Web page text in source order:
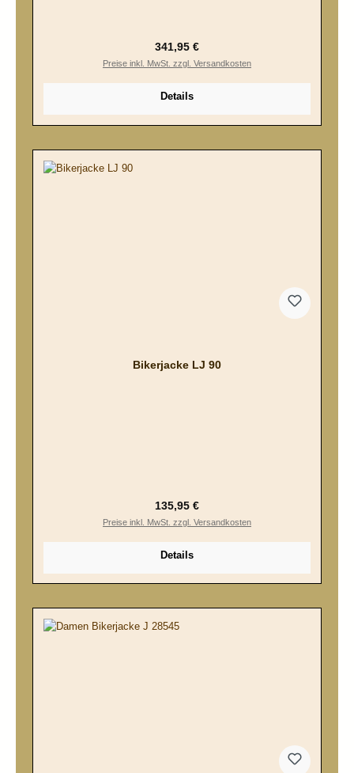
Regulärer Preis:
341,95 €
Preise inkl. MwSt. zzgl. Versandkosten
Details
Bikerjacke LJ 90
Regulärer Preis:
135,95 €
Preise inkl. MwSt. zzgl. Versandkosten
Details